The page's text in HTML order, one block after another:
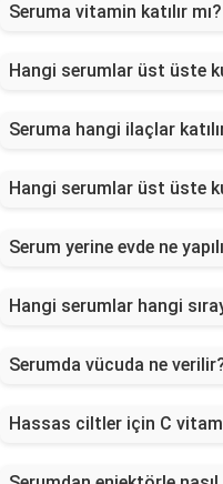
Seruma vitamin katılır mı?
Hangi serumlar üst üste
Seruma hangi ilaçlar
Hangi serumlar üst üste
Serum yerine evde ne
Hangi serumlar hangi
Serumda vücuda ne
Hassas ciltler için C